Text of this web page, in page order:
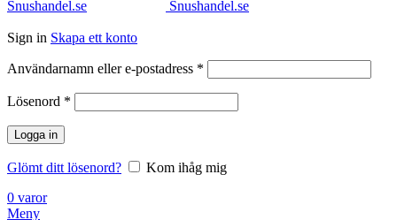
Sign in Skapa ett konto
Användarnamn eller e-postadress *
Lösenord *
Logga in
Glömt ditt lösenord?
Kom ihåg mig
0 varor
Meny